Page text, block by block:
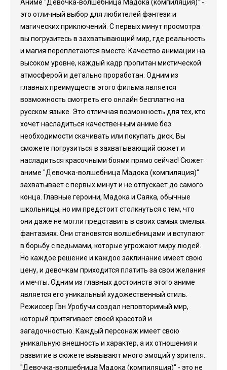
Аниме "Девочка-волшебница Мадока (компиляция)" -
это отличный выбор для любителей фэнтези и
магических приключений. С первых минут просмотра
вы погрузитесь в захватывающий мир, где реальность
и магия переплетаются вместе. Качество анимации на
высоком уровне, каждый кадр пропитан мистической
атмосферой и детально проработан. Одним из
главных преимуществ этого фильма является
возможность смотреть его онлайн бесплатно на
русском языке. Это отличная возможность для тех, кто
хочет насладиться качественным аниме без
необходимости скачивать или покупать диск. Вы
сможете погрузиться в захватывающий сюжет и
насладиться красочными боями прямо сейчас! Сюжет
аниме "Девочка-волшебница Мадока (компиляция)"
захватывает с первых минут и не отпускает до самого
конца. Главные героини, Мадока и Саяка, обычные
школьницы, но им предстоит столкнуться с тем, что
они даже не могли представить в своих самых смелых
фантазиях. Они становятся волшебницами и вступают
в борьбу с ведьмами, которые угрожают миру людей.
Но каждое решение и каждое заклинание имеет свою
цену, и девочкам приходится платить за свои желания
и мечты. Одним из главных достоинств этого аниме
является его уникальный художественный стиль.
Режиссер Гэн Уробучи создал неповторимый мир,
который притягивает своей красотой и
загадочностью. Каждый персонаж имеет свою
уникальную внешность и характер, а их отношения и
развитие в сюжете вызывают много эмоций у зрителя.
"Девочка-волшебница Мадока (компиляция)" - это не